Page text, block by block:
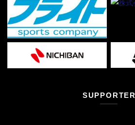
SUPPORTER